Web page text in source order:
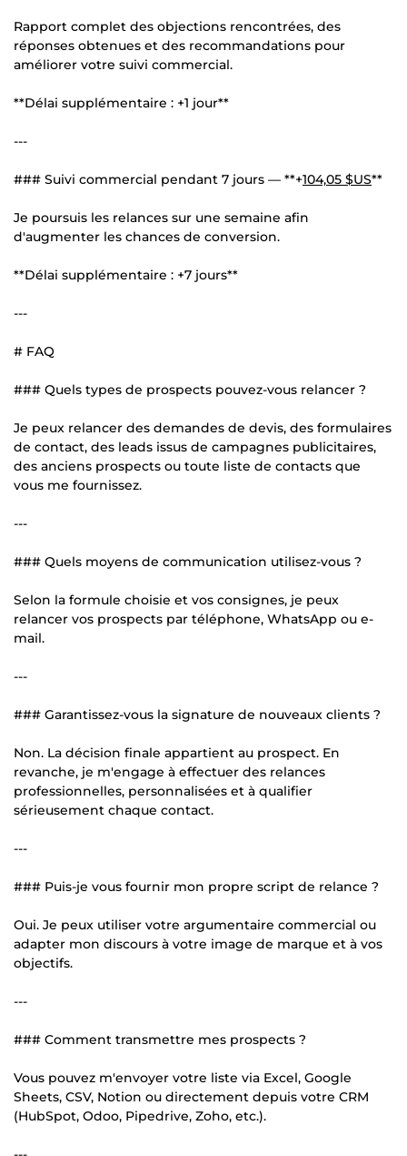
Rapport complet des objections rencontrées, des
réponses obtenues et des recommandations pour
améliorer votre suivi commercial.
**Délai supplémentaire : +1 jour**
---
### Suivi commercial pendant 7 jours — **+104,05 $US**
Je poursuis les relances sur une semaine afin
d'augmenter les chances de conversion.
**Délai supplémentaire : +7 jours**
---
# FAQ
### Quels types de prospects pouvez-vous relancer ?
Je peux relancer des demandes de devis, des formulaires
de contact, des leads issus de campagnes publicitaires,
des anciens prospects ou toute liste de contacts que
vous me fournissez.
---
### Quels moyens de communication utilisez-vous ?
Selon la formule choisie et vos consignes, je peux
relancer vos prospects par téléphone, WhatsApp ou e-
mail.
---
### Garantissez-vous la signature de nouveaux clients ?
Non. La décision finale appartient au prospect. En
revanche, je m'engage à effectuer des relances
professionnelles, personnalisées et à qualifier
sérieusement chaque contact.
---
### Puis-je vous fournir mon propre script de relance ?
Oui. Je peux utiliser votre argumentaire commercial ou
adapter mon discours à votre image de marque et à vos
objectifs.
---
### Comment transmettre mes prospects ?
Vous pouvez m'envoyer votre liste via Excel, Google
Sheets, CSV, Notion ou directement depuis votre CRM
(HubSpot, Odoo, Pipedrive, Zoho, etc.).